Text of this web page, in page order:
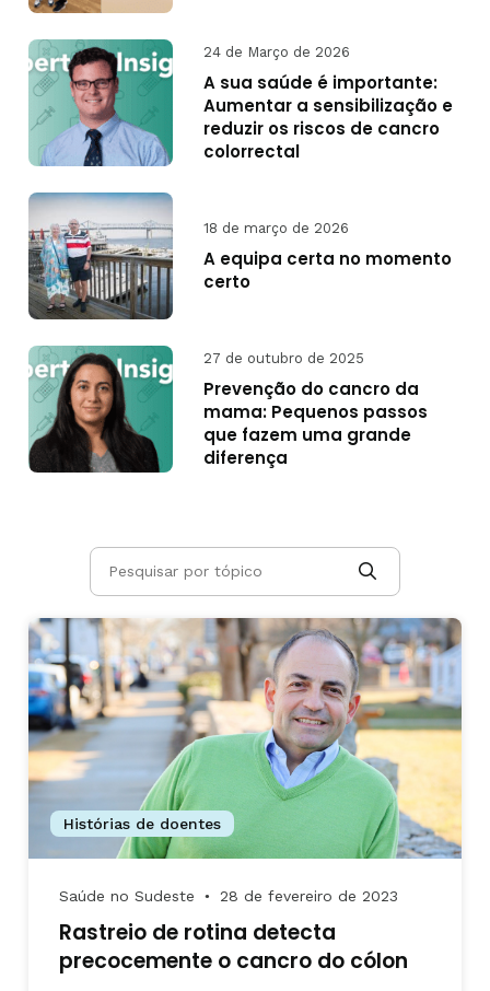
24 de Março de 2026
A sua saúde é importante:
Aumentar a sensibilização e
reduzir os riscos de cancro
colorrectal
18 de março de 2026
A equipa certa no momento
certo
27 de outubro de 2025
Prevenção do cancro da
mama: Pequenos passos
que fazem uma grande
diferença
Histórias de doentes
Saúde no Sudeste ● 28 de fevereiro de 2023
Rastreio de rotina detecta
precocemente o cancro do cólon